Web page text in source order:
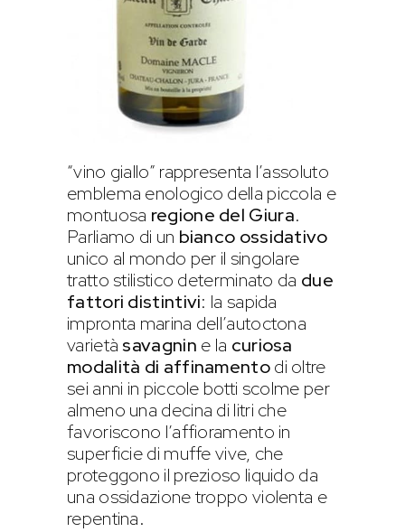
“vino giallo” rappresenta l’assoluto
emblema enologico della piccola e
montuosa regione del Giura.
Parliamo di un bianco ossidativo
unico al mondo per il singolare
tratto stilistico determinato da due
fattori distintivi: la sapida
impronta marina dell’autoctona
varietà savagnin e la curiosa
modalità di affinamentodi oltre
sei anni in piccole botti scolme per
almeno una decina di litri che
favoriscono l’affioramento in
superficie di muffe vive, che
proteggono il prezioso liquido da
una ossidazione troppo violenta e
repentina.